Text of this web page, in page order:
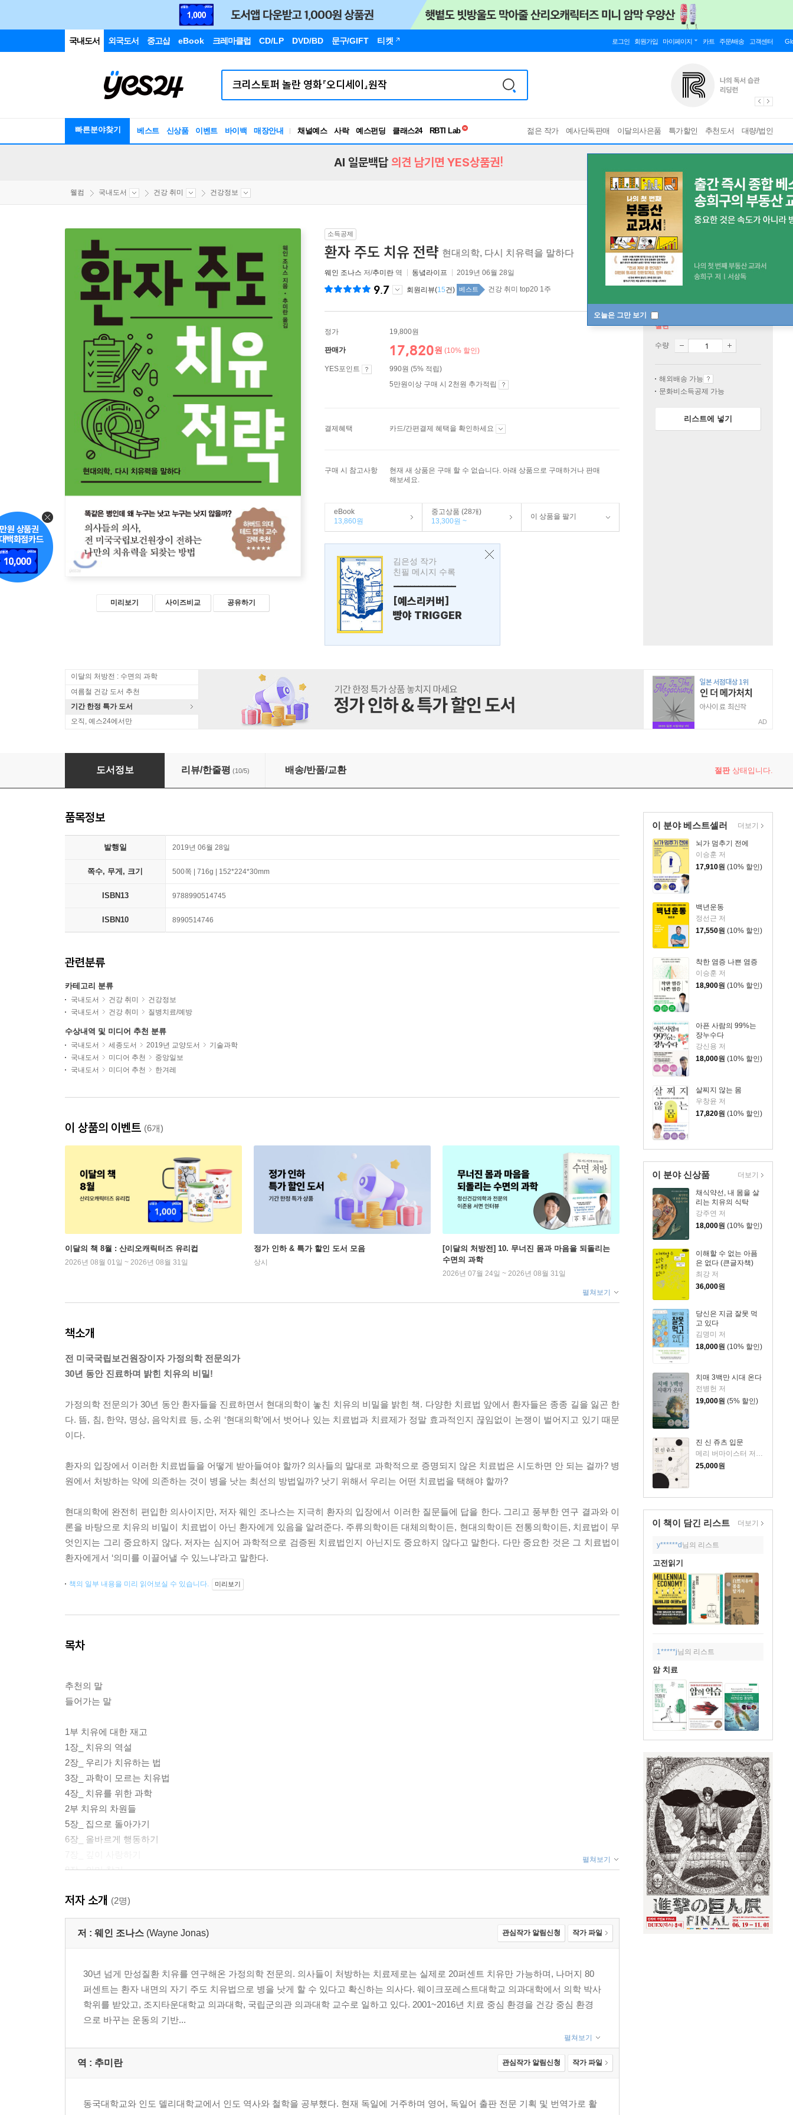
국내도서 외국도서 중고샵 eBook 크레마클럽 CD/LP DVD/BD 문구/GIFT 티켓 로그인 회원가입 마이페이지 카트 주문/배송 고객센터
빠른분야찾기 베스트 신상품 이벤트 바이백 매장안내 채널예스 사락 예스펀딩 클래스24
RBTI Lab
독서유형검사
젊은 작가 예사단독판매 이달의사은품 특가할인 추천도서 대량/법인
오늘은 그만 보기
AI 일문백답 의견 남기면 YES상품권!
웰컴 국내도서 건강 취미 건강정보
미리보기 사이즈비교 공유하기
소득공제
환자 주도 치유 전략 현대의학, 다시 치유력을 말하다
웨인 조나스 저/추미란 역 동녘라이프 2019년 06월 28일
9.7 회원리뷰(15건) 베스트 건강 취미 top20 1주
정가 19,800원
판매가 17,820원 (10% 할인)
YES포인트
990원 (5% 적립)
5만원이상 구매 시 2천원 추가적립
결제혜택 카드/간편결제 혜택을 확인하세요
구매 시 참고사항
현재 새 상품은 구매 할 수 없습니다. 아래 상품으로 구매하거나 판매
해보세요.
eBook
13,860원
중고상품 (28개)
13,300원 ~
이 상품을 팔기
김은성 작가
친필 메시지 수록
---------------
[예스리커버]
빵야 TRIGGER
절판
수량
해외배송 가능
문화비소득공제 가능
리스트에 넣기
이달의 처방전 : 수면의 과학
여름철 건강 도서 추천
기간 한정 특가 도서
오직, 예스24에서만
AD
환자 주도 치유 전략
도서정보 리뷰/한줄평 (10/5) 배송/반품/교환 절판상태입니다.
이 분야 베스트셀러
뇌가 멈추기 전에
이승훈 저
17,910원 (10% 할인)
백년운동
정선근 저
17,550원 (10% 할인)
착한 염증 나쁜 염증
이승훈 저
18,900원 (10% 할인)
아픈 사람의 99%는
장누수다
강신용 저
18,000원 (10% 할인)
살찌지 않는 몸
우창윤 저
17,820원 (10% 할인)
더보기
이 분야 신상품
채식약선, 내 몸을 살
리는 치유의 식탁
강주연 저
18,000원 (10% 할인)
이해할 수 없는 아픔
은 없다 (큰글자책)
최강 저
36,000원
당신은 지금 잘못 먹
고 있다
김명미 저
18,000원 (10% 할인)
치매 3백만 시대 온다
전병헌 저
19,000원 (5% 할인)
진 신 쥬츠 입문
메리 버마이스터 저/정화숙 역
25,000원
더보기
이 책이 담긴 리스트 더보기
y******d님의 리스트
고전읽기
1*****j님의 리스트
암 치료
품목정보
발행일 2019년 06월 28일
쪽수, 무게, 크기 500쪽 | 716g | 152*224*30mm
ISBN13 9788990514745
ISBN10 8990514746
관련분류
카테고리 분류
국내도서 건강 취미
건강정보
국내도서
건강 취미 질병치료/예방
수상내역 및 미디어 추천 분류
국내도서 세종도서 2019년 교양도서
기술과학
국내도서
미디어 추천
중앙일보
국내도서
미디어 추천 한겨레
이 상품의 이벤트 (6개)
이달의 책 8월 : 산리오캐릭터즈 유리컵
2026년 08월 01일 ~ 2026년 08월 31일
정가 인하 & 특가 할인 도서 모음
상시
[이달의 처방전] 10. 무너진 몸과 마음을 되돌리는
수면의 과학
2026년 07월 24일 ~ 2026년 08월 31일
펼쳐보기
책소개
전 미국국립보건원장이자 가정의학 전문의가
30년 동안 진료하며 밝힌 치유의 비밀!
가정의학 전문의가 30년 동안 환자들을 진료하면서 현대의학이 놓친 치유의 비밀을 밝힌 책. 다양한 치료법 앞에서 환자들은 종종 길을 잃곤 한
다. 뜸, 침, 한약, 명상, 음악치료 등, 소위 ‘현대의학’에서 벗어나 있는 치료법과 치료제가 정말 효과적인지 끊임없이 논쟁이 벌어지고 있기 때문
이다.
환자의 입장에서 이러한 치료법들을 어떻게 받아들여야 할까? 의사들의 말대로 과학적으로 증명되지 않은 치료법은 시도하면 안 되는 걸까? 병
원에서 처방하는 약에 의존하는 것이 병을 낫는 최선의 방법일까? 낫기 위해서 우리는 어떤 치료법을 택해야 할까?
현대의학에 완전히 편입한 의사이지만, 저자 웨인 조나스는 지극히 환자의 입장에서 이러한 질문들에 답을 한다. 그리고 풍부한 연구 결과와 이
론을 바탕으로 치유의 비밀이 치료법이 아닌 환자에게 있음을 알려준다. 주류의학이든 대체의학이든, 현대의학이든 전통의학이든, 치료법이 무
엇인지는 그리 중요하지 않다. 저자는 심지어 과학적으로 검증된 치료법인지 아닌지도 중요하지 않다고 말한다. 다만 중요한 것은 그 치료법이
환자에게서 ‘의미를 이끌어낼 수 있느냐’라고 말한다.
책의 일부 내용을 미리 읽어보실 수 있습니다. 미리보기
목차
추천의 말
들어가는 말
1부 치유에 대한 재고
1장_ 치유의 역설
2장_ 우리가 치유하는 법
3장_ 과학이 모르는 치유법
4장_ 치유를 위한 과학
2부 치유의 차원들
5장_ 집으로 돌아가기
6장_ 올바르게 행동하기
8장_ 의미 찾기
9장_ 통합의료
10장_ 치유 창조
통합의료에 대한 추가 참고 자료
감사의 말
옮긴이 주
저자 주
펼쳐보기
저자 소개 (2명)
저 : 웨인 조나스 (Wayne Jonas) 관심작가 알림신청 작가 파일
30년 넘게 만성질환 치유를 연구해온 가정의학 전문의. 의사들이 처방하는 치료제로는 실제로 20퍼센트 치유만 가능하며, 나머지 80
퍼센트는 환자 내면의 자기 주도 치유법으로 병을 낫게 할 수 있다고 확신하는 의사다. 웨이크포레스트대학교 의과대학에서 의학 박사
학위를 받았고, 조지타운대학교 의과대학, 국립군의관 의과대학 교수로 일하고 있다. 2001~2016년 치료 중심 환경을 건강 중심 환경
으로 바꾸는 운동의 기반...
펼쳐보기
역 : 추미란 관심작가 알림신청 작가 파일
동국대학교와 인도 델리대학교에서 인도 역사와 철학을 공부했다. 현재 독일에 거주하며 영어, 독일어 출판 전문 기획 및 번역가로 활